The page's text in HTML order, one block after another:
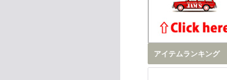
アイテムランキング